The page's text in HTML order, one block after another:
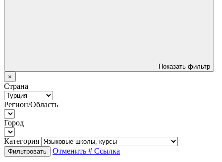
Показать фильтр
×
Страна
Регион/Область
Город
Категория
Фильтровать Отменить # Ссылка